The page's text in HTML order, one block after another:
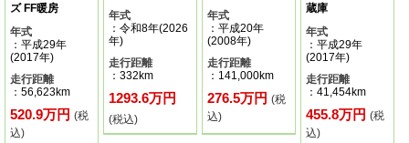
ズ FF暖房
年式
：平成29年
(2017年)
走行距離
：56,623km
520.9万円 (税
込)
年式
：令和8年(2026
年)
走行距離
：332km
1293.6万円
(税込)
年式
：平成20年
(2008年)
走行距離
：141,000km
276.5万円(税
込)
蔵庫
年式
：平成29年
(2017年)
走行距離
：41,454km
455.8万円(税
込)